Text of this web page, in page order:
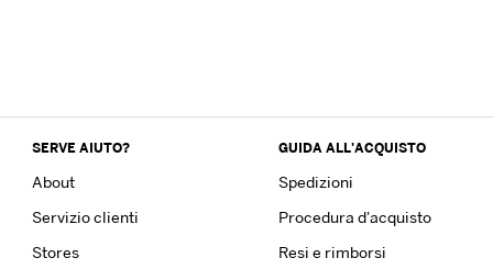
SERVE AIUTO?
About
Servizio clienti
Stores
GUIDA ALL'ACQUISTO
Spedizioni
Procedura d'acquisto
Resi e rimborsi